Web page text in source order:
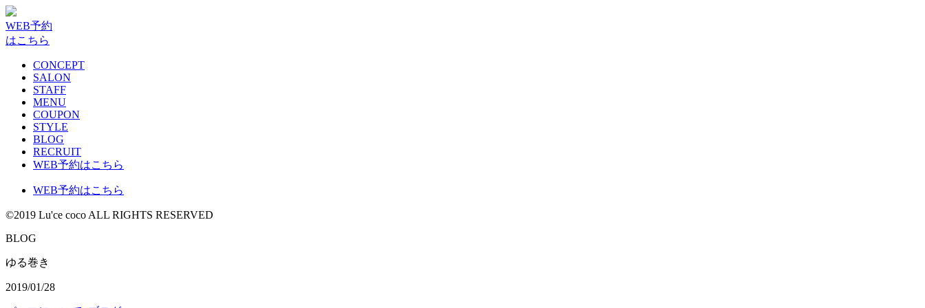
WEB予約
はこちら
CONCEPT
SALON
STAFF
MENU
COUPON
STYLE
BLOG
RECRUIT
WEB予約はこちら
WEB予約はこちら
©2019 Lu'ce coco ALL RIGHTS RESERVED
BLOG
ゆる巻き
2019/01/28